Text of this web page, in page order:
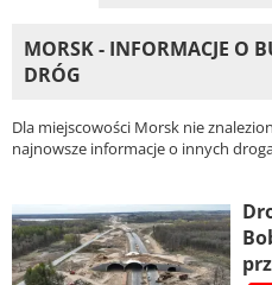
MORSK - INFORMACJE O
DRÓG
Dla miejscowości Morsk nie
najnowsze informacje o innych